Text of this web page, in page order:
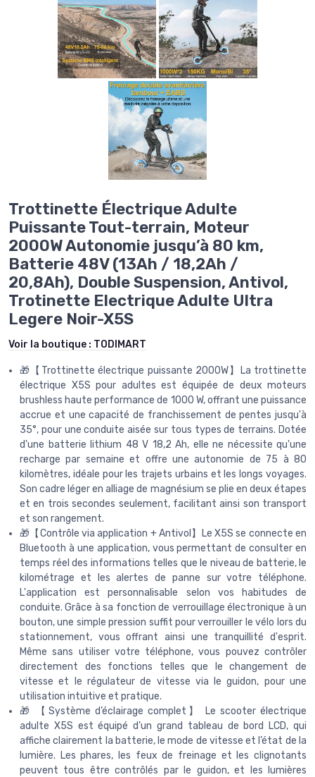
Trottinette Électrique Adulte
Puissante Tout-terrain, Moteur
2000W Autonomie jusqu’à 80 km,
Batterie 48V (13Ah / 18,2Ah /
20,8Ah), Double Suspension, Antivol,
Trotinette Electrique Adulte Ultra
Legere Noir-X5S
Voir la boutique : TODIMART
🎁【Trottinette électrique puissante 2000W】La trottinette
électrique X5S pour adultes est équipée de deux moteurs
brushless haute performance de 1000 W, offrant une puissance
accrue et une capacité de franchissement de pentes jusqu'à
35°, pour une conduite aisée sur tous types de terrains. Dotée
d'une batterie lithium 48 V 18,2 Ah, elle ne nécessite qu'une
recharge par semaine et offre une autonomie de 75 à 80
kilomètres, idéale pour les trajets urbains et les longs voyages.
Son cadre léger en alliage de magnésium se plie en deux étapes
et en trois secondes seulement, facilitant ainsi son transport
et son rangement.
🎁【Contrôle via application + Antivol】Le X5S se connecte en
Bluetooth à une application, vous permettant de consulter en
temps réel des informations telles que le niveau de batterie, le
kilométrage et les alertes de panne sur votre téléphone.
L'application est personnalisable selon vos habitudes de
conduite. Grâce à sa fonction de verrouillage électronique à un
bouton, une simple pression suffit pour verrouiller le vélo lors du
stationnement, vous offrant ainsi une tranquillité d'esprit.
Même sans utiliser votre téléphone, vous pouvez contrôler
directement des fonctions telles que le changement de
vitesse et le régulateur de vitesse via le guidon, pour une
utilisation intuitive et pratique.
🎁 【Système d’éclairage complet】 Le scooter électrique
adulte X5S est équipé d’un grand tableau de bord LCD, qui
affiche clairement la batterie, le mode de vitesse et l’état de la
lumière. Les phares, les feux de freinage et les clignotants
peuvent tous être contrôlés par le guidon, et les lumières